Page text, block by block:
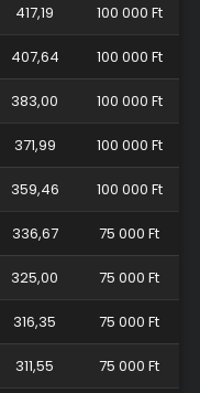
417,19 100 000 Ft
407,64 100 000 Ft
383,00 100 000 Ft
371,99 100 000 Ft
359,46 100 000 Ft
336,67 75 000 Ft
325,00 75 000 Ft
316,35 75 000 Ft
311,55 75 000 Ft